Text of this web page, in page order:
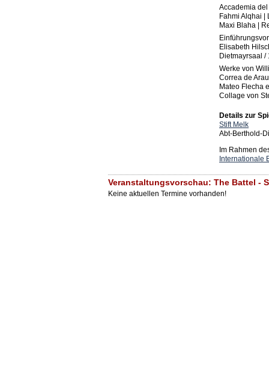
Accademia
Fahmi Alqhai |
Maxi Blaha |
Elisabeth
Dietmayrsaal /
Werke von
Correa de
Mateo Flecha
Collage von
Details zur
Stift Melk
Abt-Berthold-
Im Rahmen
Internationale
Veranstaltungsvorschau: The Battel -
Keine aktuellen Termine vorhanden!